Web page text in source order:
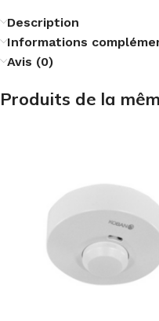
Description
Informations
Avis (0)
Produits de la